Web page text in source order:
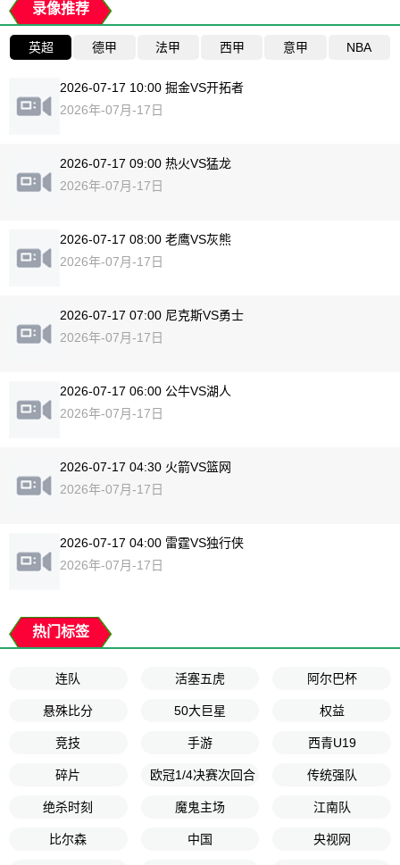
录像推荐
英超 德甲 法甲 西甲 意甲 NBA
2026-07-17 10:00 掘金VS开拓者
2026年-07月-17日
2026-07-17 09:00 热火VS猛龙
2026年-07月-17日
2026-07-17 08:00 老鹰VS灰熊
2026年-07月-17日
2026-07-17 07:00 尼克斯VS勇士
2026年-07月-17日
2026-07-17 06:00 公牛VS湖人
2026年-07月-17日
2026-07-17 04:30 火箭VS篮网
2026年-07月-17日
2026-07-17 04:00 雷霆VS独行侠
2026年-07月-17日
热门标签
连队 活塞五虎 阿尔巴杯
悬殊比分 50大巨星 权益
竞技 手游 西青U19
碎片 欧冠1/4决赛次回合 传统强队
绝杀时刻 魔鬼主场 江南队
比尔森 中国 央视网